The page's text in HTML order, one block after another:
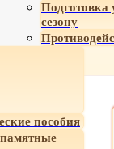
Подготовка
сезону
пособия